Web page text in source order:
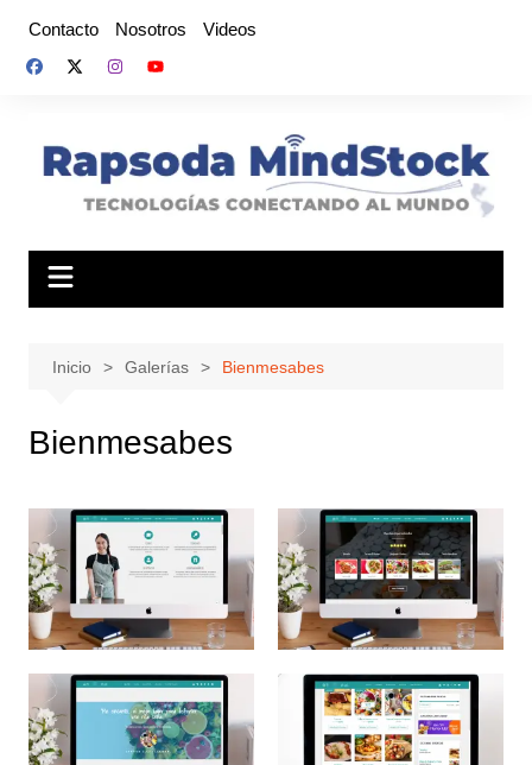
contenido
Contacto Nosotros Videos
Inicio Galerías Bienmesabes
Bienmesabes